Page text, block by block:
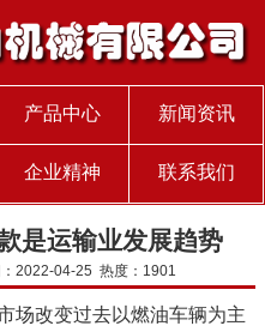
产品中心 新闻资讯
企业精神 联系我们
是运输业发展趋势
2022-04-25 热度：1901
场改变过去以燃油车辆为主